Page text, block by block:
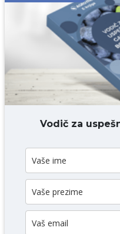
Komentar* obavezno
Vodič za